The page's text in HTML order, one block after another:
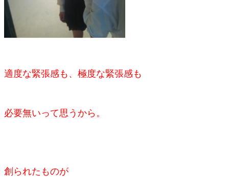
適度な緊張感も、 極度な緊張感も
必要無いって思うから。
創られたものが